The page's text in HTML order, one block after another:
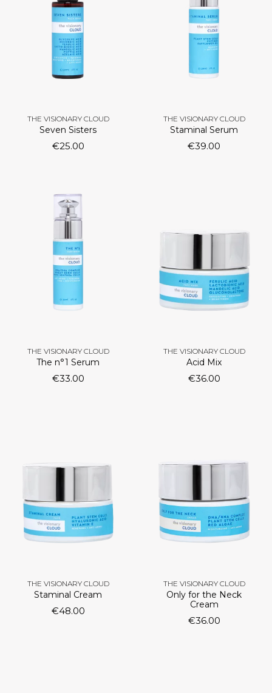
THE VISIONARY CLOUD
Seven Sisters
€25.00
THE VISIONARY CLOUD
Staminal Serum
€39.00
THE VISIONARY CLOUD
The n°1 Serum
€33.00
THE VISIONARY CLOUD
Acid Mix
€36.00
THE VISIONARY CLOUD
Staminal Cream
€48.00
THE VISIONARY CLOUD
Only for the Neck
Cream
€36.00